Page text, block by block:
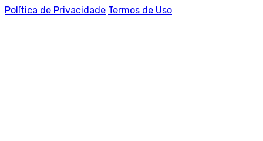
Política de Privacidade Termos de Uso